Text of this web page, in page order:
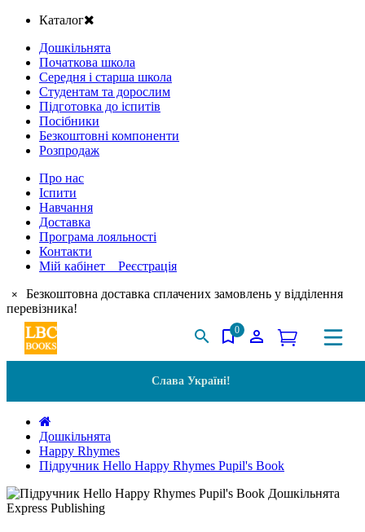
Каталог
Дошкільнята
Початкова школа
Середня і старша школа
Студентам та дорослим
Підготовка до іспитів
Посібники
Безкоштовні компоненти
Розпродаж
Про нас
Іспити
Навчання
Доставка
Програма лояльності
Контакти
Мій кабінет Реєстрація
×
Безкоштовна доставка сплачених замовлень у відділення
перевізника!
0
Слава Україні!
Дошкільнята
Happy Rhymes
Підручник Hello Happy Rhymes Pupil's Book